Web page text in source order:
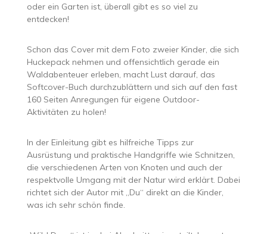
oder ein Garten ist, überall gibt es so viel zu
entdecken!
Schon das Cover mit dem Foto zweier Kinder, die sich
Huckepack nehmen und offensichtlich gerade ein
Waldabenteuer erleben, macht Lust darauf, das
Softcover-Buch durchzublättern und sich auf den fast
160 Seiten Anregungen für eigene Outdoor-
Aktivitäten zu holen!
In der Einleitung gibt es hilfreiche Tipps zur
Ausrüstung und praktische Handgriffe wie Schnitzen,
die verschiedenen Arten von Knoten und auch der
respektvolle Umgang mit der Natur wird erklärt. Dabei
richtet sich der Autor mit „Du“ direkt an die Kinder,
was ich sehr schön finde.